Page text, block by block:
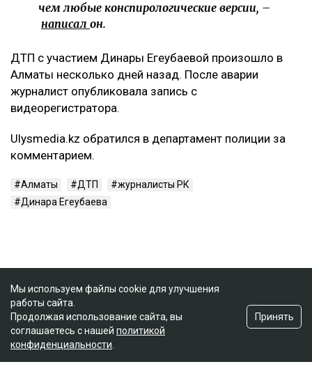
чем любые конспирологические версии, –
написал он.
ДТП с участием Динары Егеубаевой произошло в
Алматы несколько дней назад. После аварии
журналист опубликовала запись с
видеорегистратора.
Ulysmedia.kz обратился в департамент полиции за
комментарием.
Алматы ДТП
журналисты РК
Динара Егеубаева
Мы используем файлы cookie для улучшения
работы сайта.
Продолжая использование сайта, вы
соглашаетесь с нашей политикой
конфиденциальности
Принять